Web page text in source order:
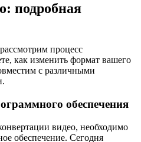
подробная
процесс
как изменить формат вашего
с различными
обеспечения
видео, необходимо
обеспечение. Сегодня